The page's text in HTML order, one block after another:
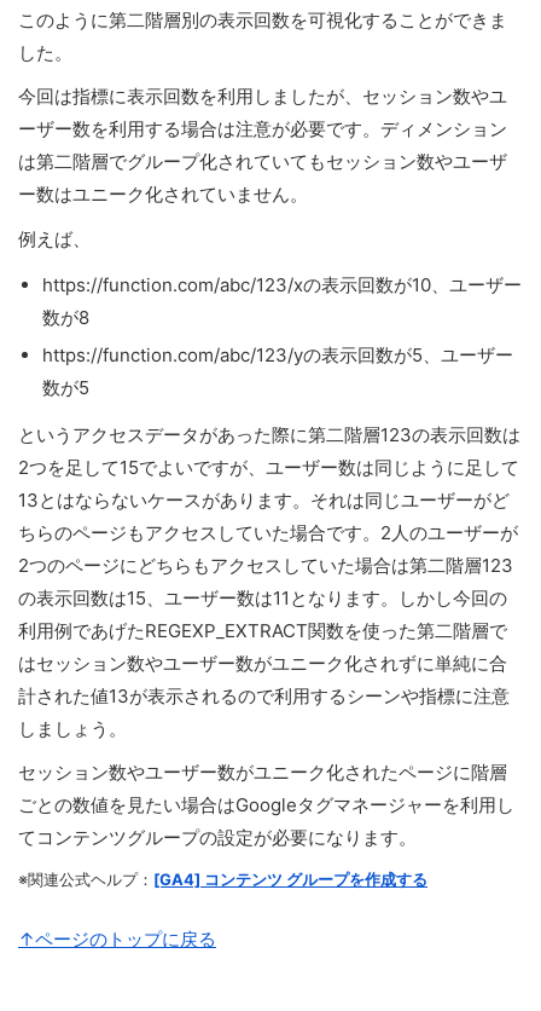
このように第二階層別の表示回数を可視化することができま
した。
今回は指標に表示回数を利用しましたが、セッション数やユ
ーザー数を利用する場合は注意が必要です。ディメンション
は第二階層でグループ化されていてもセッション数やユーザ
ー数はユニーク化されていません。
例えば、
https://function.com/abc/123/xの表示回数が10、ユーザー
数が8
https://function.com/abc/123/yの表示回数が5、ユーザー
数が5
というアクセスデータがあった際に第二階層123の表示回数は
2つを足して15でよいですが、ユーザー数は同じように足して
13とはならないケースがあります。それは同じユーザーがど
ちらのページもアクセスしていた場合です。2人のユーザーが
2つのページにどちらもアクセスしていた場合は第二階層123
の表示回数は15、ユーザー数は11となります。しかし今回の
利用例であげたREGEXP_EXTRACT関数を使った第二階層で
はセッション数やユーザー数がユニーク化されずに単純に合
計された値13が表示されるので利用するシーンや指標に注意
しましょう。
セッション数やユーザー数がユニーク化されたページに階層
ごとの数値を見たい場合はGoogleタグマネージャーを利用し
てコンテンツグループの設定が必要になります。
※関連公式ヘルプ： [GA4] コンテンツ グループを作成する
↑ページのトップに戻る